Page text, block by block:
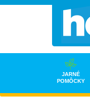
JARNÉ
POMÔCKY